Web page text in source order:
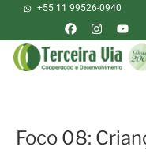
+55 11 99526-0940
Foco 08: